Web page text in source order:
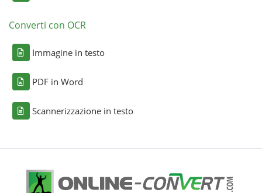
Converti con OCR
Immagine in testo
PDF in Word
Scannerizzazione in testo